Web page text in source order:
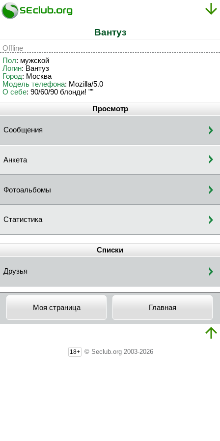
Вантуз
Offline
Пол: мужской
Логин: Вантуз
Город: Москва
Модель телефона: Mozilla/5.0
О себе: 90/60/90 блонди! ""
Просмотр
Сообщения
Анкета
Фотоальбомы
Статистика
Списки
Друзья
Моя страница Главная
18+ © Seclub.org 2003-2026